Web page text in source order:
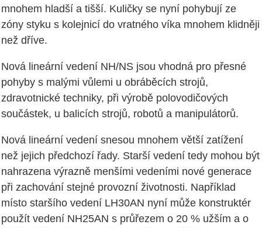
mnohem hladší a tišší. Kuličky se nyní pohybují ze
zóny styku s kolejnicí do vratného víka mnohem klidněji
než dříve.
Nová lineární vedení NH/NS jsou vhodná pro přesné
pohyby s malými vůlemi u obráběcích strojů,
zdravotnické techniky, při výrobě polovodičových
součástek, u balicích strojů, robotů a manipulátorů.
Nová lineární vedení snesou mnohem větší zatížení
než jejich předchozí řady. Starší vedení tedy mohou být
nahrazena výrazně menšími vedeními nové generace
při zachování stejné provozní životnosti. Například
místo staršího vedení LH30AN nyní může konstruktér
použít vedení NH25AN s průřezem o 20 % užším a o